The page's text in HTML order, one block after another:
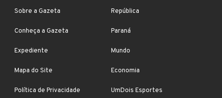
Sobre a Gazeta
Conheça a Gazeta
Expediente
Mapa do Site
Política de Privacidade
República
Paraná
Mundo
Economia
UmDois Esportes